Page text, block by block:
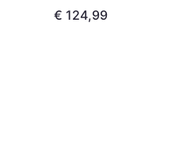
€ 124,99